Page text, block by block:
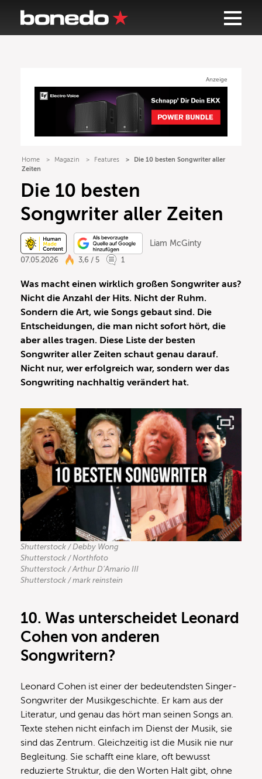
Anzeige
Home Magazin Features
Die 10 besten Songwriter aller
Zeiten
Die 10 besten
Songwriter aller Zeiten
Liam McGinty
07.05.2026
3,6 / 5 1
Was macht einen wirklich großen Songwriter aus?
Nicht die Anzahl der Hits. Nicht der Ruhm.
Sondern die Art, wie Songs gebaut sind. Die
Entscheidungen, die man nicht sofort hört, die
aber alles tragen. Diese Liste der besten
Songwriter aller Zeiten schaut genau darauf.
Nicht nur, wer erfolgreich war, sondern wer das
Songwriting nachhaltig verändert hat.
Shutterstock / Debby Wong
Shutterstock / Northfoto
Shutterstock / Arthur D’Amario III
Shutterstock / mark reinstein
10. Was unterscheidet Leonard
Cohen von anderen
Songwritern?
Leonard Cohen ist einer der bedeutendsten Singer-
Songwriter der Musikgeschichte. Er kam aus der
Literatur, und genau das hört man seinen Songs an.
Texte stehen nicht einfach im Dienst der Musik, sie
sind das Zentrum. Gleichzeitig ist die Musik nie nur
Begleitung. Sie schafft eine klare, oft bewusst
reduzierte Struktur, die den Worten Halt gibt, ohne